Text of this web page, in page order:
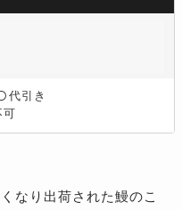
代引き
可
なり出荷された鰻のこ